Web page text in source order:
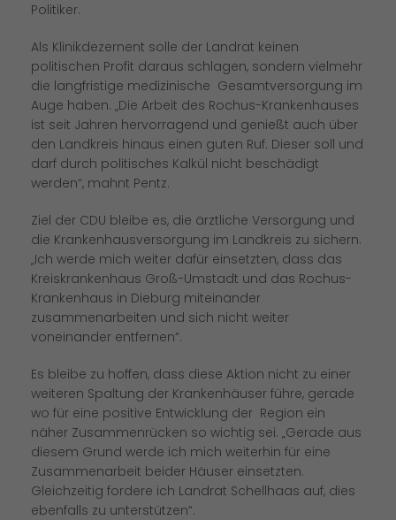
Politiker.
Als Klinikdezernent solle der Landrat keinen
politischen Profit daraus schlagen, sondern vielmehr
die langfristige medizinische Gesamtversorgung im
Auge haben. „Die Arbeit des Rochus-Krankenhauses
ist seit Jahren hervorragend und genießt auch über
den Landkreis hinaus einen guten Ruf. Dieser soll und
darf durch politisches Kalkül nicht beschädigt
werden“, mahnt Pentz.
Ziel der CDU bleibe es, die ärztliche Versorgung und
die Krankenhausversorgung im Landkreis zu sichern.
Ich werde mich weiter dafür einsetzten, dass das
Kreiskrankenhaus Groß-Umstadt und das Rochus-
Krankenhaus in Dieburg miteinander
zusammenarbeiten und sich nicht weiter
voneinander entfernen“.
Es bleibe zu hoffen, dass diese Aktion nicht zu einer
weiteren Spaltung der Krankenhäuser führe, gerade
wo für eine positive Entwicklung der Region ein
näher Zusammenrücken so wichtig sei. „Gerade aus
diesem Grund werde ich mich weiterhin für eine
Zusammenarbeit beider Häuser einsetzten.
Gleichzeitig fordere ich Landrat Schellhaas auf, dies
ebenfalls zu unterstützen“.